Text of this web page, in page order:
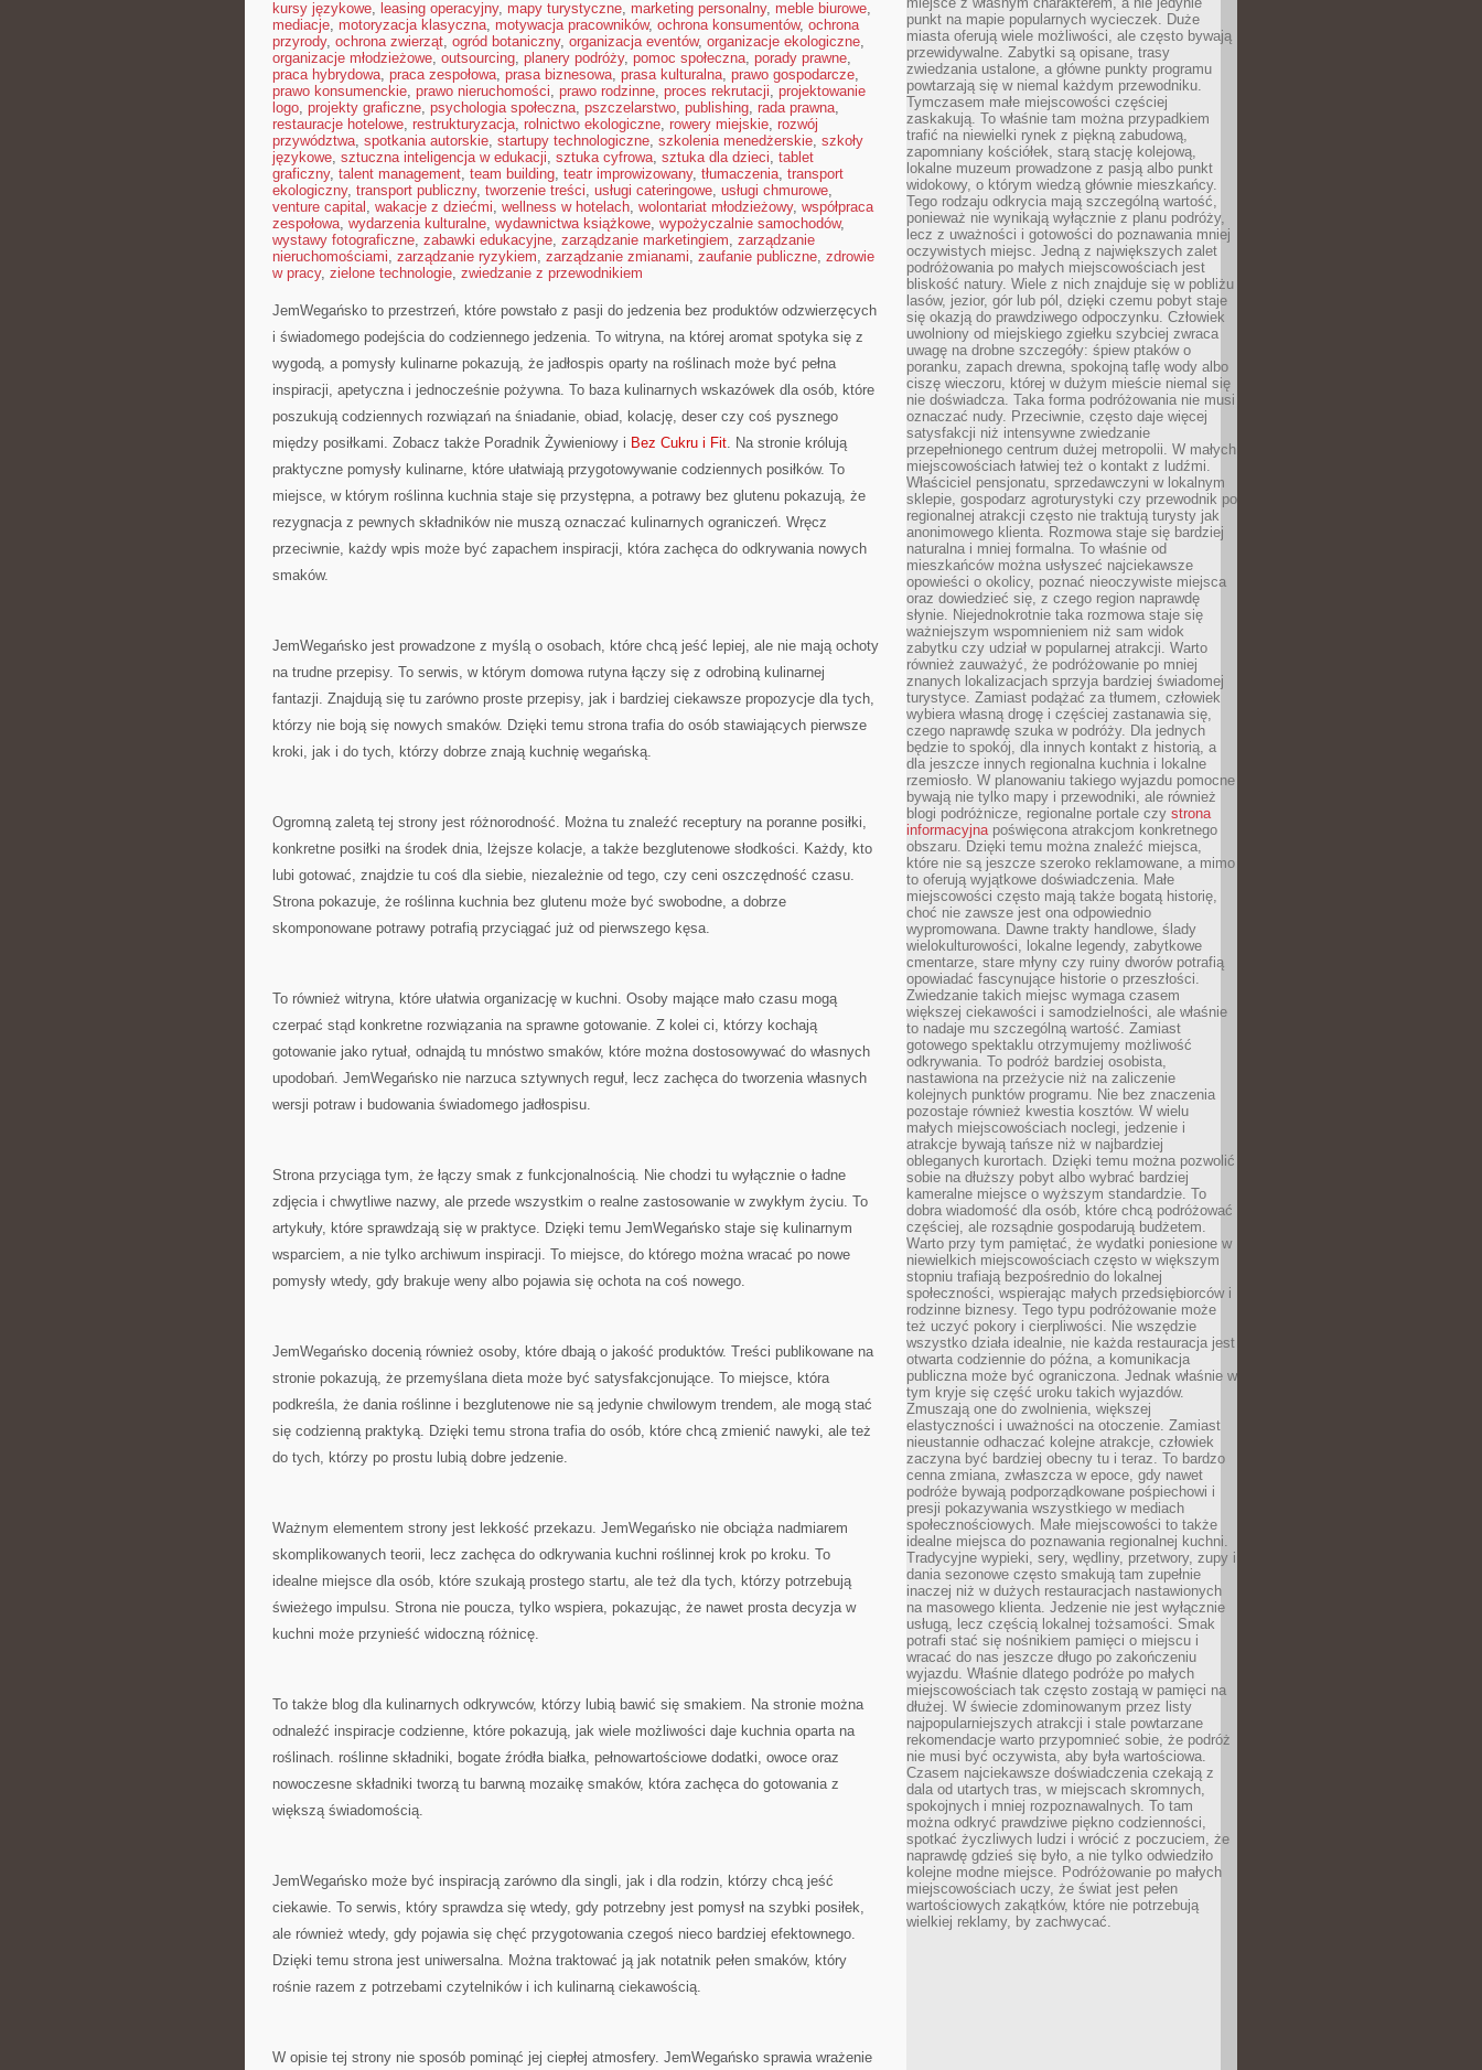
kursy językowe, leasing operacyjny, mapy turystyczne, marketing personalny, meble biurowe,
mediacje, motoryzacja klasyczna, motywacja pracowników, ochrona konsumentów, ochrona
przyrody, ochrona zwierząt, ogród botaniczny, organizacja eventów, organizacje ekologiczne,
organizacje młodzieżowe, outsourcing, planery podróży, pomoc społeczna, porady prawne,
praca hybrydowa, praca zespołowa, prasa biznesowa, prasa kulturalna, prawo gospodarcze,
prawo konsumenckie, prawo nieruchomości, prawo rodzinne, proces rekrutacji, projektowanie
logo, projekty graficzne, psychologia społeczna, pszczelarstwo, publishing, rada prawna,
restauracje hotelowe, restrukturyzacja, rolnictwo ekologiczne, rowery miejskie, rozwój
przywództwa, spotkania autorskie, startupy technologiczne, szkolenia menedżerskie, szkoły
językowe, sztuczna inteligencja w edukacji, sztuka cyfrowa, sztuka dla dzieci, tablet
graficzny, talent management, team building, teatr improwizowany, tłumaczenia, transport
ekologiczny, transport publiczny, tworzenie treści, usługi cateringowe, usługi chmurowe,
venture capital , wakacje z dziećmi, wellness w hotelach, wolontariat młodzieżowy, współpraca
zespołowa, wydarzenia kulturalne, wydawnictwa książkowe, wypożyczalnie samochodów,
wystawy fotograficzne, zabawki edukacyjne, zarządzanie marketingiem, zarządzanie
nieruchomościami, zarządzanie ryzykiem, zarządzanie zmianami, zaufanie publiczne, zdrowie
w pracy, zielone technologie, zwiedzanie z przewodnikiem
JemWegańsko to przestrzeń, które powstało z pasji do jedzenia bez produktów odzwierzęcych
i świadomego podejścia do codziennego jedzenia. To witryna, na której aromat spotyka się z
wygodą, a pomysły kulinarne pokazują, że jadłospis oparty na roślinach może być pełna
inspiracji, apetyczna i jednocześnie pożywna. To baza kulinarnych wskazówek dla osób, które
poszukują codziennych rozwiązań na śniadanie, obiad, kolację, deser czy coś pysznego
między posiłkami. Zobacz także Poradnik Żywieniowy i Bez Cukru i Fit. Na stronie królują
praktyczne pomysły kulinarne, które ułatwiają przygotowywanie codziennych posiłków. To
miejsce, w którym roślinna kuchnia staje się przystępna, a potrawy bez glutenu pokazują, że
rezygnacja z pewnych składników nie muszą oznaczać kulinarnych ograniczeń. Wręcz
przeciwnie, każdy wpis może być zapachem inspiracji, która zachęca do odkrywania nowych
smaków.
JemWegańsko jest prowadzone z myślą o osobach, które chcą jeść lepiej, ale nie mają ochoty
na trudne przepisy. To serwis, w którym domowa rutyna łączy się z odrobiną kulinarnej
fantazji. Znajdują się tu zarówno proste przepisy, jak i bardziej ciekawsze propozycje dla tych,
którzy nie boją się nowych smaków. Dzięki temu strona trafia do osób stawiających pierwsze
kroki, jak i do tych, którzy dobrze znają kuchnię wegańską.
Ogromną zaletą tej strony jest różnorodność. Można tu znaleźć receptury na poranne posiłki,
konkretne posiłki na środek dnia, lżejsze kolacje, a także bezglutenowe słodkości. Każdy, kto
lubi gotować, znajdzie tu coś dla siebie, niezależnie od tego, czy ceni oszczędność czasu.
Strona pokazuje, że roślinna kuchnia bez glutenu może być swobodne, a dobrze
skomponowane potrawy potrafią przyciągać już od pierwszego kęsa.
To również witryna, które ułatwia organizację w kuchni. Osoby mające mało czasu mogą
czerpać stąd konkretne rozwiązania na sprawne gotowanie. Z kolei ci, którzy kochają
gotowanie jako rytuał, odnajdą tu mnóstwo smaków, które można dostosowywać do własnych
upodobań. JemWegańsko nie narzuca sztywnych reguł, lecz zachęca do tworzenia własnych
wersji potraw i budowania świadomego jadłospisu.
Strona przyciąga tym, że łączy smak z funkcjonalnością. Nie chodzi tu wyłącznie o ładne
zdjęcia i chwytliwe nazwy, ale przede wszystkim o realne zastosowanie w zwykłym życiu. To
artykuły, które sprawdzają się w praktyce. Dzięki temu JemWegańsko staje się kulinarnym
wsparciem, a nie tylko archiwum inspiracji. To miejsce, do którego można wracać po nowe
pomysły wtedy, gdy brakuje weny albo pojawia się ochota na coś nowego.
JemWegańsko docenią również osoby, które dbają o jakość produktów. Treści publikowane na
stronie pokazują, że przemyślana dieta może być satysfakcjonujące. To miejsce, która
podkreśla, że dania roślinne i bezglutenowe nie są jedynie chwilowym trendem, ale mogą stać
się codzienną praktyką. Dzięki temu strona trafia do osób, które chcą zmienić nawyki, ale też
do tych, którzy po prostu lubią dobre jedzenie.
Ważnym elementem strony jest lekkość przekazu. JemWegańsko nie obciąża nadmiarem
skomplikowanych teorii, lecz zachęca do odkrywania kuchni roślinnej krok po kroku. To
idealne miejsce dla osób, które szukają prostego startu, ale też dla tych, którzy potrzebują
świeżego impulsu. Strona nie poucza, tylko wspiera, pokazując, że nawet prosta decyzja w
kuchni może przynieść widoczną różnicę.
To także blog dla kulinarnych odkrywców, którzy lubią bawić się smakiem. Na stronie można
odnaleźć inspiracje codzienne, które pokazują, jak wiele możliwości daje kuchnia oparta na
roślinach. roślinne składniki, bogate źródła białka, pełnowartościowe dodatki, owoce oraz
nowoczesne składniki tworzą tu barwną mozaikę smaków, która zachęca do gotowania z
większą świadomością.
JemWegańsko może być inspiracją zarówno dla singli, jak i dla rodzin, którzy chcą jeść
ciekawie. To serwis, który sprawdza się wtedy, gdy potrzebny jest pomysł na szybki posiłek,
ale również wtedy, gdy pojawia się chęć przygotowania czegoś nieco bardziej efektownego.
Dzięki temu strona jest uniwersalna. Można traktować ją jak notatnik pełen smaków, który
rośnie razem z potrzebami czytelników i ich kulinarną ciekawością.
W opisie tej strony nie sposób pominąć jej ciepłej atmosfery. JemWegańsko sprawia wrażenie
punkt na mapie popularnych wycieczek. Duże
miasta oferują wiele możliwości, ale często bywają
przewidywalne. Zabytki są opisane, trasy
zwiedzania ustalone, a główne punkty programu
powtarzają się w niemal każdym przewodniku.
Tymczasem małe miejscowości częściej
zaskakują. To właśnie tam można przypadkiem
trafić na niewielki rynek z piękną zabudową,
zapomniany kościółek, starą stację kolejową,
lokalne muzeum prowadzone z pasją albo punkt
widokowy, o którym wiedzą głównie mieszkańcy.
Tego rodzaju odkrycia mają szczególną wartość,
ponieważ nie wynikają wyłącznie z planu podróży,
lecz z uważności i gotowości do poznawania mniej
oczywistych miejsc. Jedną z największych zalet
podróżowania po małych miejscowościach jest
bliskość natury. Wiele z nich znajduje się w pobliżu
lasów, jezior, gór lub pól, dzięki czemu pobyt staje
się okazją do prawdziwego odpoczynku. Człowiek
uwolniony od miejskiego zgiełku szybciej zwraca
uwagę na drobne szczegóły: śpiew ptaków o
poranku, zapach drewna, spokojną taflę wody albo
ciszę wieczoru, której w dużym mieście niemal się
nie doświadcza. Taka forma podróżowania nie musi
oznaczać nudy. Przeciwnie, często daje więcej
satysfakcji niż intensywne zwiedzanie
przepełnionego centrum dużej metropolii. W małych
miejscowościach łatwiej też o kontakt z ludźmi.
Właściciel pensjonatu, sprzedawczyni w lokalnym
sklepie, gospodarz agroturystyki czy przewodnik po
regionalnej atrakcji często nie traktują turysty jak
anonimowego klienta. Rozmowa staje się bardziej
naturalna i mniej formalna. To właśnie od
mieszkańców można usłyszeć najciekawsze
opowieści o okolicy, poznać nieoczywiste miejsca
oraz dowiedzieć się, z czego region naprawdę
słynie. Niejednokrotnie taka rozmowa staje się
ważniejszym wspomnieniem niż sam widok
zabytku czy udział w popularnej atrakcji. Warto
również zauważyć, że podróżowanie po mniej
znanych lokalizacjach sprzyja bardziej świadomej
turystyce. Zamiast podążać za tłumem, człowiek
wybiera własną drogę i częściej zastanawia się,
czego naprawdę szuka w podróży. Dla jednych
będzie to spokój, dla innych kontakt z historią, a
dla jeszcze innych regionalna kuchnia i lokalne
rzemiosło. W planowaniu takiego wyjazdu pomocne
bywają nie tylko mapy i przewodniki, ale również
blogi podróżnicze, regionalne portale czy strona
informacyjnapoświęcona atrakcjom konkretnego
obszaru. Dzięki temu można znaleźć miejsca,
które nie są jeszcze szeroko reklamowane, a mimo
to oferują wyjątkowe doświadczenia. Małe
miejscowości często mają także bogatą historię,
choć nie zawsze jest ona odpowiednio
wypromowana. Dawne trakty handlowe, ślady
wielokulturowości, lokalne legendy, zabytkowe
cmentarze, stare młyny czy ruiny dworów potrafią
opowiadać fascynujące historie o przeszłości.
Zwiedzanie takich miejsc wymaga czasem
większej ciekawości i samodzielności, ale właśnie
to nadaje mu szczególną wartość. Zamiast
gotowego spektaklu otrzymujemy możliwość
odkrywania. To podróż bardziej osobista,
nastawiona na przeżycie niż na zaliczenie
kolejnych punktów programu. Nie bez znaczenia
pozostaje również kwestia kosztów. W wielu
małych miejscowościach noclegi, jedzenie i
atrakcje bywają tańsze niż w najbardziej
obleganych kurortach. Dzięki temu można pozwolić
sobie na dłuższy pobyt albo wybrać bardziej
kameralne miejsce o wyższym standardzie. To
dobra wiadomość dla osób, które chcą podróżować
częściej, ale rozsądnie gospodarują budżetem.
Warto przy tym pamiętać, że wydatki poniesione w
niewielkich miejscowościach często w większym
stopniu trafiają bezpośrednio do lokalnej
społeczności, wspierając małych przedsiębiorców i
rodzinne biznesy. Tego typu podróżowanie może
też uczyć pokory i cierpliwości. Nie wszędzie
wszystko działa idealnie, nie każda restauracja jest
otwarta codziennie do późna, a komunikacja
publiczna może być ograniczona. Jednak właśnie w
tym kryje się część uroku takich wyjazdów.
Zmuszają one do zwolnienia, większej
elastyczności i uważności na otoczenie. Zamiast
nieustannie odhaczać kolejne atrakcje, człowiek
zaczyna być bardziej obecny tu i teraz. To bardzo
cenna zmiana, zwłaszcza w epoce, gdy nawet
podróże bywają podporządkowane pośpiechowi i
presji pokazywania wszystkiego w mediach
społecznościowych. Małe miejscowości to także
idealne miejsca do poznawania regionalnej kuchni.
Tradycyjne wypieki, sery, wędliny, przetwory, zupy i
dania sezonowe często smakują tam zupełnie
inaczej niż w dużych restauracjach nastawionych
na masowego klienta. Jedzenie nie jest wyłącznie
usługą, lecz częścią lokalnej tożsamości. Smak
potrafi stać się nośnikiem pamięci o miejscu i
wracać do nas jeszcze długo po zakończeniu
wyjazdu. Właśnie dlatego podróże po małych
miejscowościach tak często zostają w pamięci na
dłużej. W świecie zdominowanym przez listy
najpopularniejszych atrakcji i stale powtarzane
rekomendacje warto przypomnieć sobie, że podróż
nie musi być oczywista, aby była wartościowa.
Czasem najciekawsze doświadczenia czekają z
dala od utartych tras, w miejscach skromnych,
spokojnych i mniej rozpoznawalnych. To tam
można odkryć prawdziwe piękno codzienności,
spotkać życzliwych ludzi i wrócić z poczuciem, że
naprawdę gdzieś się było, a nie tylko odwiedziło
kolejne modne miejsce. Podróżowanie po małych
miejscowościach uczy, że świat jest pełen
wartościowych zakątków, które nie potrzebują
wielkiej reklamy, by zachwycać.